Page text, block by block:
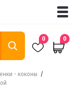
0 0
- коконы /